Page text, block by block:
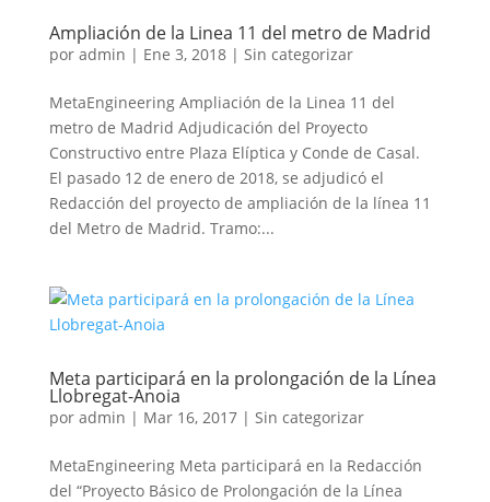
Ampliación de la Linea 11 del metro de Madrid
por admin | Ene 3, 2018| Sin categorizar
MetaEngineering Ampliación de la Linea 11 del
metro de Madrid Adjudicación del Proyecto
Constructivo entre Plaza Elíptica y Conde de Casal.
El pasado 12 de enero de 2018, se adjudicó el
Redacción del proyecto de ampliación de la línea 11
del Metro de Madrid. Tramo:...
Meta participará en la prolongación de la Línea
Llobregat-Anoia
por admin | Mar 16, 2017| Sin categorizar
MetaEngineering Meta participará en la Redacción
del “Proyecto Básico de Prolongación de la Línea